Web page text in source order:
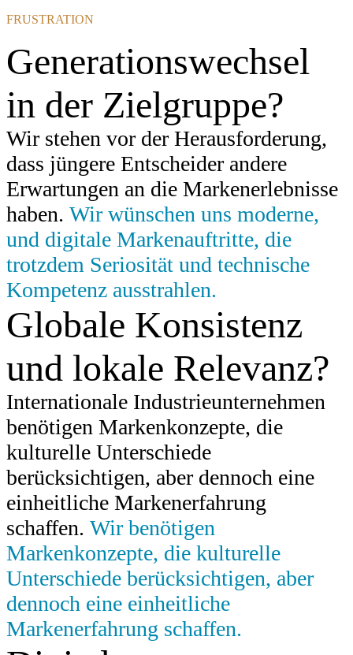
FRUSTRATION
Generationswechsel
in der Zielgruppe?
Wir stehen vor der Herausforderung,
dass jüngere Entscheider andere
Erwartungen an die Markenerlebnisse
haben. Wir wünschen uns moderne,
und digitale Markenauftritte, die
trotzdem Seriosität und technische
Kompetenz ausstrahlen.
Globale Konsistenz
und lokale Relevanz?
Internationale Industrieunternehmen
benötigen Markenkonzepte, die
kulturelle Unterschiede
berücksichtigen, aber dennoch eine
einheitliche Markenerfahrung
schaffen. Wir benötigen
Markenkonzepte, die kulturelle
Unterschiede berücksichtigen, aber
dennoch eine einheitliche
Markenerfahrung schaffen.